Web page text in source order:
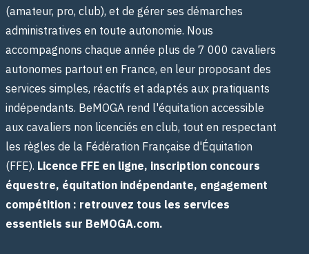
(amateur, pro, club), et de gérer ses démarches
administratives en toute autonomie. Nous
accompagnons chaque année plus de 7 000 cavaliers
autonomes partout en France, en leur proposant des
services simples, réactifs et adaptés aux pratiquants
indépendants. BeMOGA rend l'équitation accessible
aux cavaliers non licenciés en club, tout en respectant
les règles de la Fédération Française d'Équitation
(FFE). Licence FFE en ligne, inscription concours
équestre, équitation indépendante, engagement
compétition : retrouvez tous les services
essentiels sur BeMOGA.com.